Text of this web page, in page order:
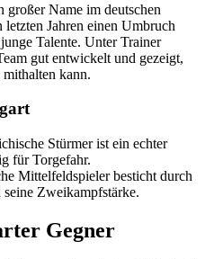
Name im deutschen
Jahren einen Umbruch
Talente. Unter Trainer
gut entwickelt und gezeigt,
mithalten kann.
Stürmer ist ein echter
für Torgefahr.
Mittelfeldspieler besticht durch
seine Zweikampfstärke.
Gegner